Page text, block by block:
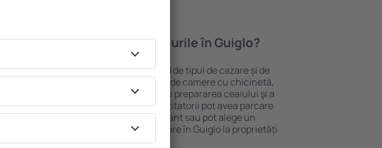
fel de facilităţi oferă hotelurile în Guiglo?
proprietăţilor în Guiglo depind de tipul de cazare și de
numărul de stele. Oaspeții pot beneficia de camere cu chicinetă,
balcon, aer condiționat, ustensile pentru prepararea ceaiului şi a
prosoape și acces la internet. Vizitatorii pot avea parcare
pot comanda o masă la restaurant sau pot alege un
hotel cu piscină. În plus, pot rezerva cazare în Guiglo la proprietăți
oferă transport de la aeroport.